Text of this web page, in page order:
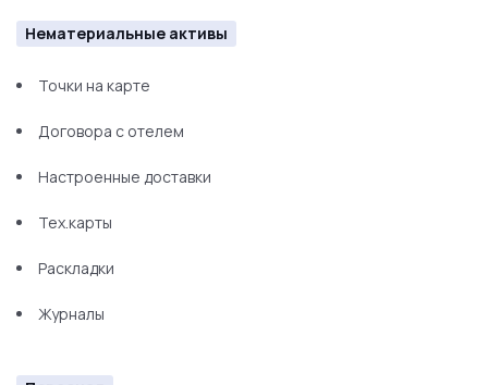
Нематериальные активы
Точки на карте
Договора с отелем
Настроенные доставки
Тех.карты
Раскладки
Журналы